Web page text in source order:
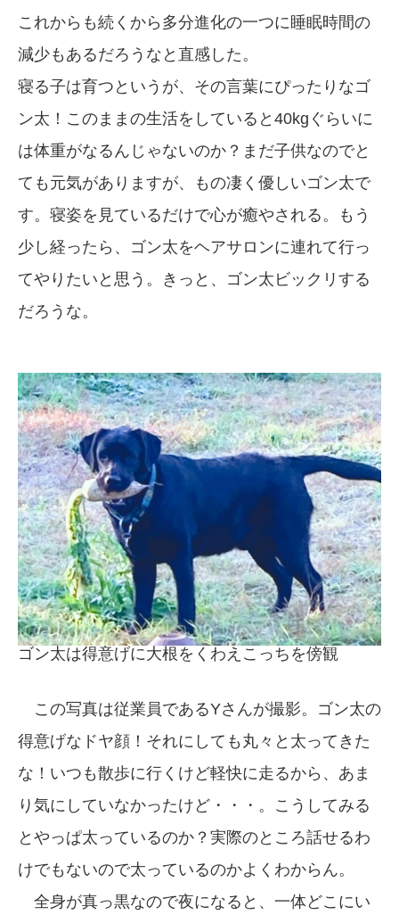
これからも続くから多分進化の一つに睡眠時間の
減少もあるだろうなと直感した。
寝る子は育つというが、その言葉にぴったりなゴ
ン太！このままの生活をしていると40kgぐらいに
は体重がなるんじゃないのか？まだ子供なのでと
ても元気がありますが、もの凄く優しいゴン太で
す。寝姿を見ているだけで心が癒やされる。もう
少し経ったら、ゴン太をヘアサロンに連れて行っ
てやりたいと思う。きっと、ゴン太ビックリする
だろうな。
ゴン太は得意げに大根をくわえこっちを傍観
この写真は従業員であるYさんが撮影。ゴン太の
得意げなドヤ顔！それにしても丸々と太ってきた
な！いつも散歩に行くけど軽快に走るから、あま
り気にしていなかったけど・・・。こうしてみる
とやっぱ太っているのか？実際のところ話せるわ
けでもないので太っているのかよくわからん。
全身が真っ黒なので夜になると、一体どこにい